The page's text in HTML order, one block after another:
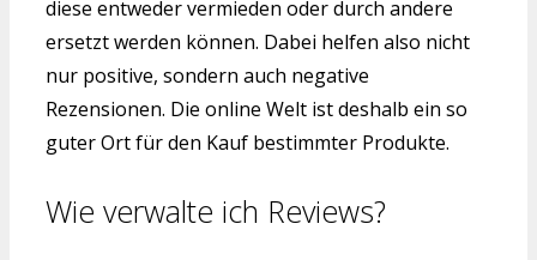
diese entweder vermieden oder durch andere
ersetzt werden können. Dabei helfen also nicht
nur positive, sondern auch negative
Rezensionen. Die online Welt ist deshalb ein so
guter Ort für den Kauf bestimmter Produkte.
Wie verwalte ich Reviews?